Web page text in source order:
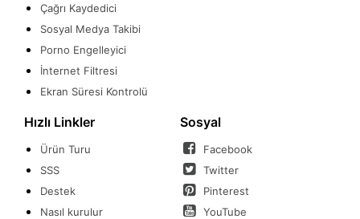
Çağrı Kaydedici
Sosyal Medya Takibi
Porno Engelleyici
İnternet Filtresi
Ekran Süresi Kontrolü
Hızlı Linkler
Ürün Turu
SSS
Destek
Nasıl kurulur
Sosyal
Facebook
Twitter
Pinterest
YouTube